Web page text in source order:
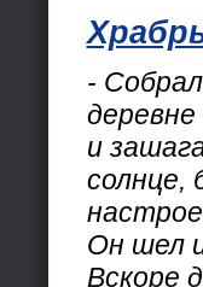
-
и
солнце,
Он шел
Вскоре